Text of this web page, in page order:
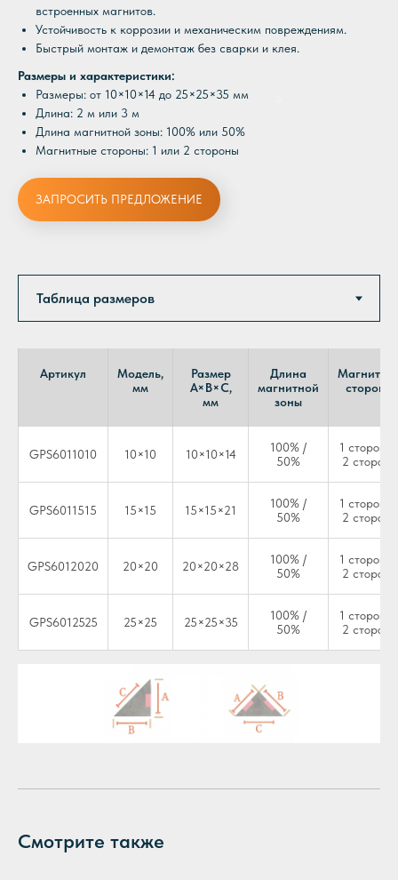
встроенных магнитов.
Устойчивость к коррозии и механическим повреждениям.
Быстрый монтаж и демонтаж без сварки и клея.
Размеры и характеристики:
Размеры: от 10×10×14 до 25×25×35 мм
Длина: 2 м или 3 м
Длина магнитной зоны: 100% или 50%
Магнитные стороны: 1 или 2 стороны
ЗАПРОСИТЬ ПРЕДЛОЖЕНИЕ
Артикул
Модель,
мм
Размер
A×B×C,
мм
Длина
магнитной
зоны
стороны
GPS6011010 10×10 10×10×14
100% /
50%
1 сторона
2 стороны
GPS6011515 15×15 15×15×21
100% /
50%
1 сторона
2 стороны
GPS6012020 20×20 20×20×28
100% /
50%
1 сторона
2 стороны
GPS6012525 25×25 25×25×35
100% /
50%
1 сторона
2 стороны
Смотрите также